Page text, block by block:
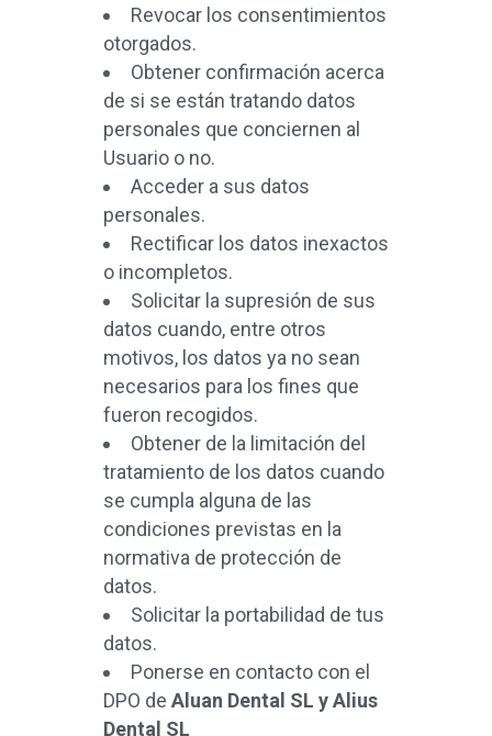
Revocar los consentimientos
otorgados.
Obtener confirmación acerca
de si se están tratando datos
personales que conciernen al
Usuario o no.
Acceder a sus datos
personales.
Rectificar los datos inexactos
o incompletos.
Solicitar la supresión de sus
datos cuando, entre otros
motivos, los datos ya no sean
necesarios para los fines que
fueron recogidos.
Obtener de la limitación del
tratamiento de los datos cuando
se cumpla alguna de las
condiciones previstas en la
normativa de protección de
datos.
Solicitar la portabilidad de tus
datos.
Ponerse en contacto con el
DPO de Aluan Dental SL y Alius
Dental SL